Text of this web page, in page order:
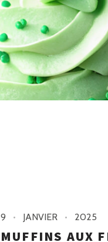
9 JANVIER 2025
MUFFINS AUX